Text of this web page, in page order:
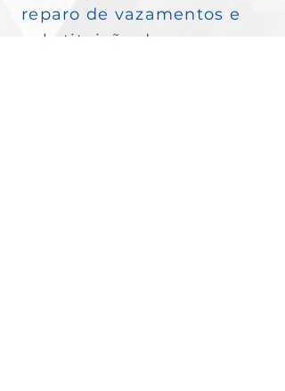
reparo de vazamentos e
substituição de